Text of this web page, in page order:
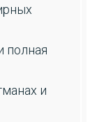
полная
и